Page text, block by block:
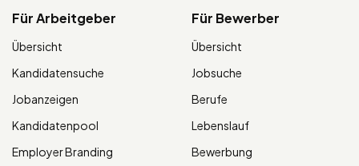
Für Arbeitgeber
Übersicht
Kandidatensuche
Jobanzeigen
Kandidatenpool
Employer Branding
Für Bewerber
Übersicht
Jobsuche
Berufe
Lebenslauf
Bewerbung